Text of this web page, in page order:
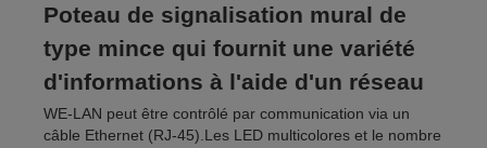
Poteau de signalisation mural de
type mince qui fournit une variété
d'informations à l'aide d'un réseau
WE-LAN peut être contrôlé par communication via un
câble Ethernet (RJ-45).Les LED multicolores et le nombre